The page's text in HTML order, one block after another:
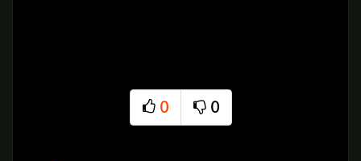
0
추천
0
비추천